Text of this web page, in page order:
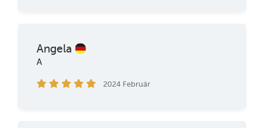
Angela
A
2024 Február